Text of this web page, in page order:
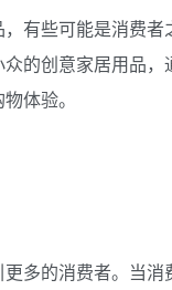
有些可能是消费
的创意家居用品
体验。
多的消费者。当